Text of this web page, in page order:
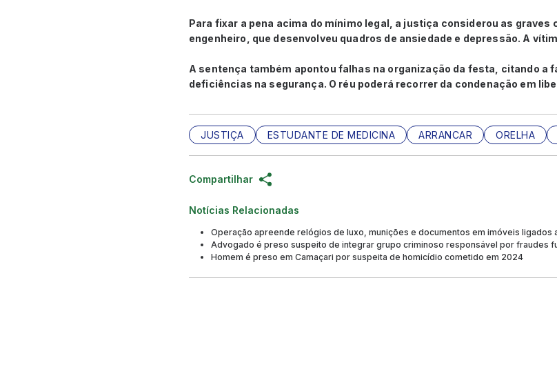
Para fixar a pena acima do mínimo legal, a justiça considerou as
engenheiro, que desenvolveu quadros de ansiedade e depressão. A
A sentença também apontou falhas na organização da festa, citando a
deficiências na segurança. O réu poderá recorrer da condenação em
JUSTIÇA ESTUDANTE DE MEDICINA ARRANCAR ORELHA
Compartilhar
Notícias Relacionadas
Operação apreende relógios de luxo, munições e documentos em imóveis ligados
Advogado é preso suspeito de integrar grupo criminoso responsável por fraudes
Homem é preso em Camaçari por suspeita de homicídio cometido em 2024